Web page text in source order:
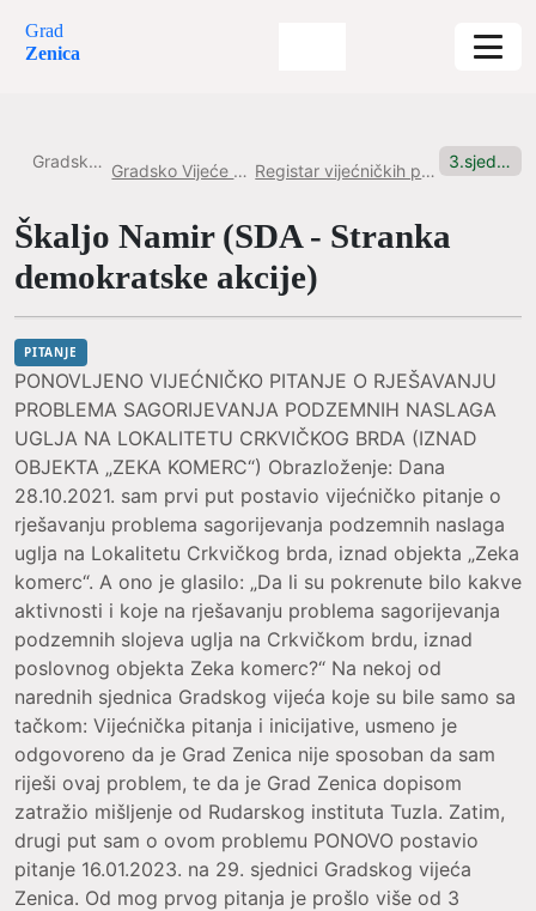
Grad
Zenica
Gradska uprava Gradsko Vijeće Grada Zenice Registar vijećničkih pitanja i inicijativa 3.sjednica, 17.01.2025. Pitanje br.4
Škaljo Namir (SDA - Stranka
demokratske akcije)
PITANJE
PONOVLJENO VIJEĆNIČKO PITANJE O RJEŠAVANJU
PROBLEMA SAGORIJEVANJA PODZEMNIH NASLAGA
UGLJA NA LOKALITETU CRKVIČKOG BRDA (IZNAD
OBJEKTA „ZEKA KOMERC“) Obrazloženje: Dana
28.10.2021. sam prvi put postavio vijećničko pitanje o
rješavanju problema sagorijevanja podzemnih naslaga
uglja na Lokalitetu Crkvičkog brda, iznad objekta „Zeka
komerc“. A ono je glasilo: „Da li su pokrenute bilo kakve
aktivnosti i koje na rješavanju problema sagorijevanja
podzemnih slojeva uglja na Crkvičkom brdu, iznad
poslovnog objekta Zeka komerc?“ Na nekoj od
narednih sjednica Gradskog vijeća koje su bile samo sa
tačkom: Vijećnička pitanja i inicijative, usmeno je
odgovoreno da je Grad Zenica nije sposoban da sam
riješi ovaj problem, te da je Grad Zenica dopisom
zatražio mišljenje od Rudarskog instituta Tuzla. Zatim,
drugi put sam o ovom problemu PONOVO postavio
pitanje 16.01.2023. na 29. sjednici Gradskog vijeća
Zenica. Od mog prvog pitanja je prošlo više od 3